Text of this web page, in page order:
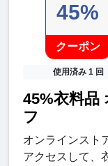
45%
クーポン
使用済み 1 回
45%衣料品
フ
オンラインスト
アクセスして、